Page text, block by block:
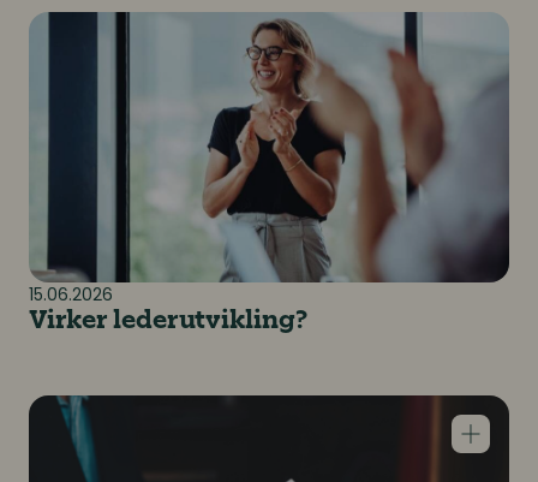
15.06.2026
Virker lederutvikling?
Virker lederutvikling?
Rekruttering i praksis